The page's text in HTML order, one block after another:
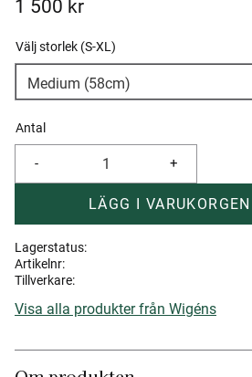
1 500 kr
Välj storlek (S-XL)
Antal
+
-
Lagerstatus
Artikelnr
Tillverkare
Visa alla produkter från Wigéns